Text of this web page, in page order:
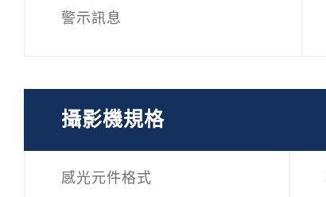
警示訊息
攝影機規格
感光元件格式